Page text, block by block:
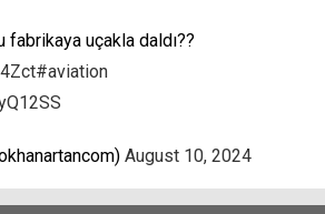
fabrikaya uçakla daldı??
#aviation
August 10, 2024